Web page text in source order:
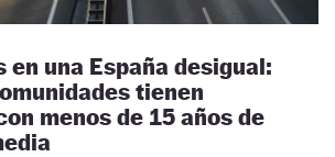
en una España desigual:
tienen
menos de 15 años de